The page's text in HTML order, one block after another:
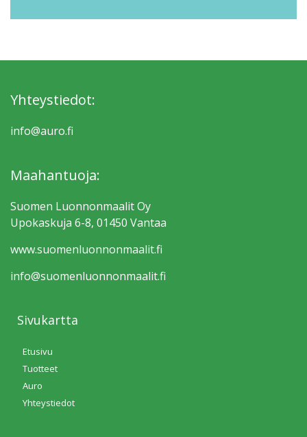
Yhteystiedot:
info@auro.fi
Maahantuoja:
Suomen Luonnonmaalit Oy
Upokaskuja 6-8, 01450 Vantaa
www.suomen­luonnonmaalit.fi
info@suomen­luonnonmaalit.fi
Sivukartta
Etusivu
Tuotteet
Auro
Yhteystiedot